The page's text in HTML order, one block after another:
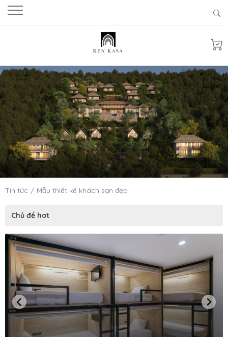
Tin tức Mẫu thiết kế khách sạn đẹp
Chủ đề hot